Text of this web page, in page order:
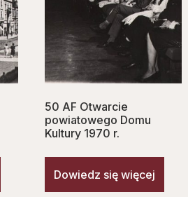
50 AF Otwarcie
powiatowego Domu
Kultury 1970 r.
Dowiedz się więcej